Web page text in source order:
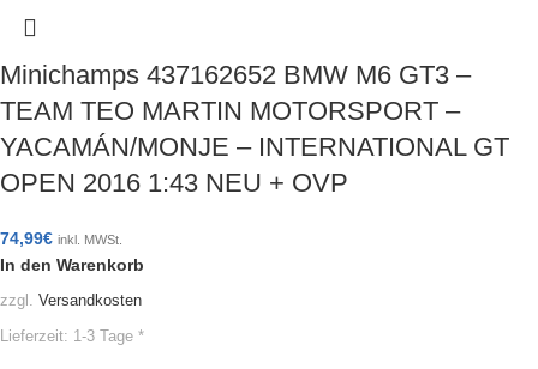
Minichamps 437162652 BMW M6 GT3 –
TEAM TEO MARTIN MOTORSPORT –
YACAMÁN/MONJE – INTERNATIONAL GT
OPEN 2016 1:43 NEU + OVP
74,99€ inkl. MWSt.
In den Warenkorb
zzgl. Versandkosten
Lieferzeit: 1-3 Tage *